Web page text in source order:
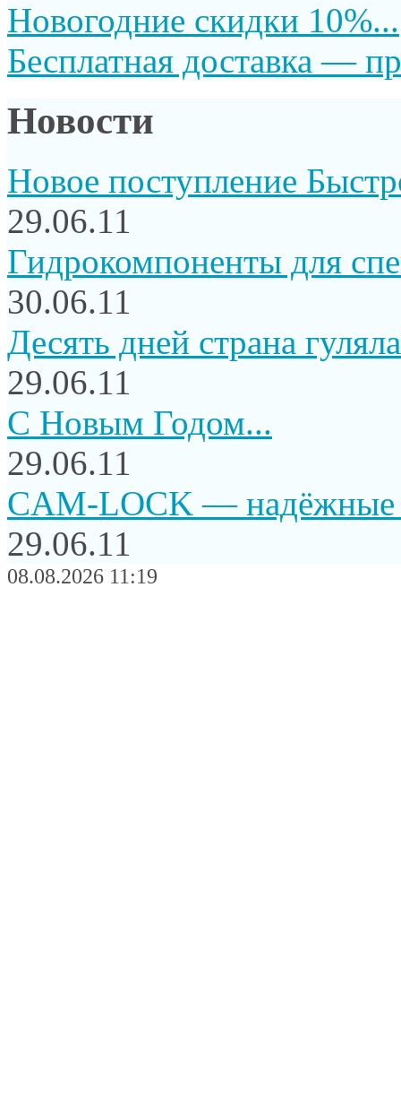
Новогодние скидки 10%...
Бесплатная доставка —
Новости
Новое поступление
29.06.11
Гидрокомпоненты для
30.06.11
Десять дней страна
29.06.11
C Новым Годом...
29.06.11
CAM-LOCK — надёжные
29.06.11
08.08.2026 11:19